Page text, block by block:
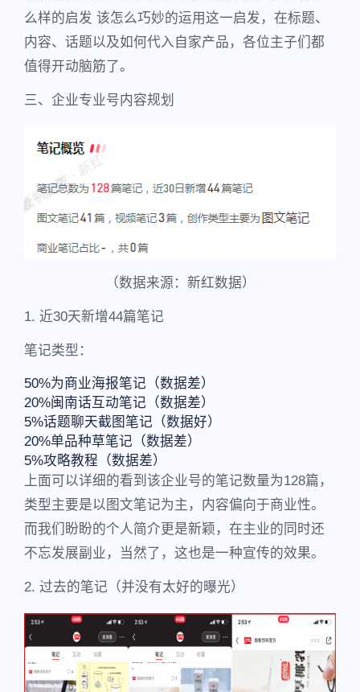
么样的启发 该怎么巧妙的运用这一启发，在标题、
内容、话题以及如何代入自家产品，各位主子们都
值得开动脑筋了。
三、企业专业号内容规划
（数据来源：新红数据）
1. 近30天新增44篇笔记
笔记类型：
50%为商业海报笔记（数据差）
20%闽南话互动笔记（数据差）
5%话题聊天截图笔记（数据好）
20%单品种草笔记（数据差）
5%攻略教程（数据差）
上面可以详细的看到该企业号的笔记数量为128篇，
类型主要是以图文笔记为主，内容偏向于商业性。
而我们盼盼的个人简介更是新颖，在主业的同时还
不忘发展副业，当然了，这也是一种宣传的效果。
2. 过去的笔记（并没有太好的曝光）